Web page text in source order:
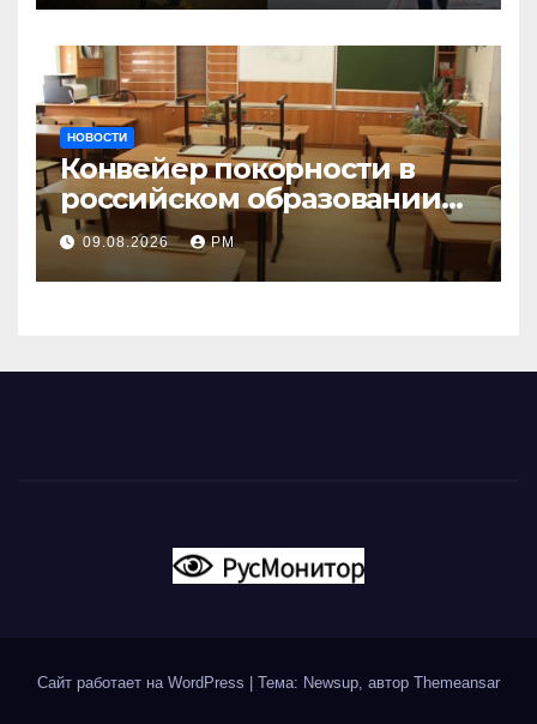
НОВОСТИ
Конвейер покорности в
российском образовании
наталкивается на
сопротивление
09.08.2026 РМ
Сайт работает на WordPress | Тема: Newsup, автор Themeansar